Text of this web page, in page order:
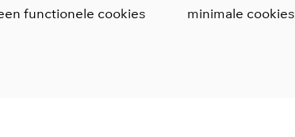
functionele cookies minimale cookies